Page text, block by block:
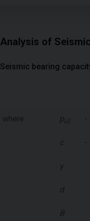
Analysis of
Seismic bearing
where: pLE -
c -
γ
d
B